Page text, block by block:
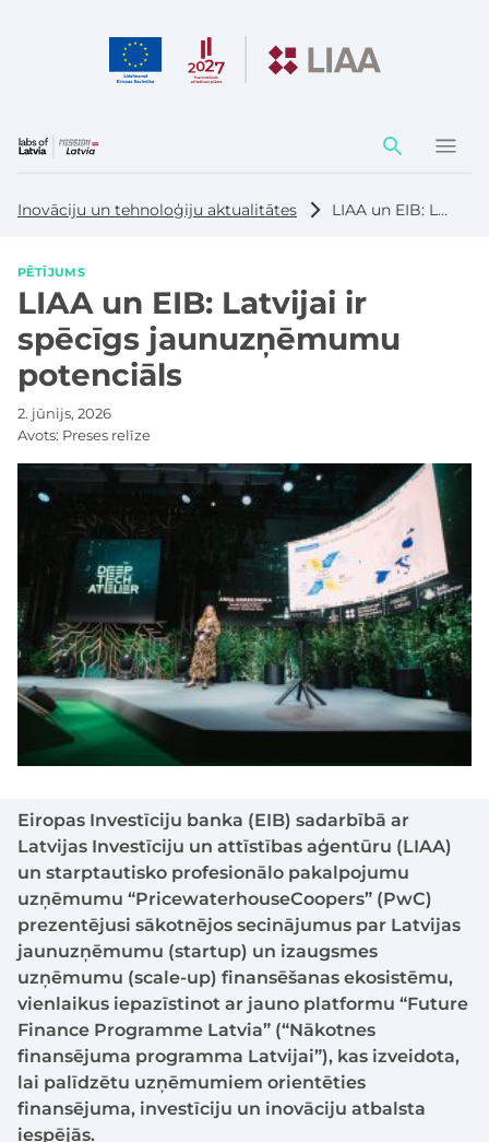
Darbības
elementi
Inovāciju un tehnoloģiju aktualitātes LIAA un EIB: Latvijai ir spēcīgs jaunuzņēmumu potenciāls
PĒTĪJUMS
LIAA un EIB: Latvijai ir
spēcīgs jaunuzņēmumu
potenciāls
2. jūnijs, 2026
Avots: Preses relīze
Eiropas Investīciju banka (EIB) sadarbībā ar
Latvijas Investīciju un attīstības aģentūru (LIAA)
un starptautisko profesionālo pakalpojumu
uzņēmumu “PricewaterhouseCoopers” (PwC)
prezentējusi sākotnējos secinājumus par Latvijas
jaunuzņēmumu (startup) un izaugsmes
uzņēmumu (scale-up) finansēšanas ekosistēmu,
vienlaikus iepazīstinot ar jauno platformu “Future
Finance Programme Latvia” (“Nākotnes
finansējuma programma Latvijai”), kas izveidota,
lai palīdzētu uzņēmumiem orientēties
finansējuma, investīciju un inovāciju atbalsta
iespējās.